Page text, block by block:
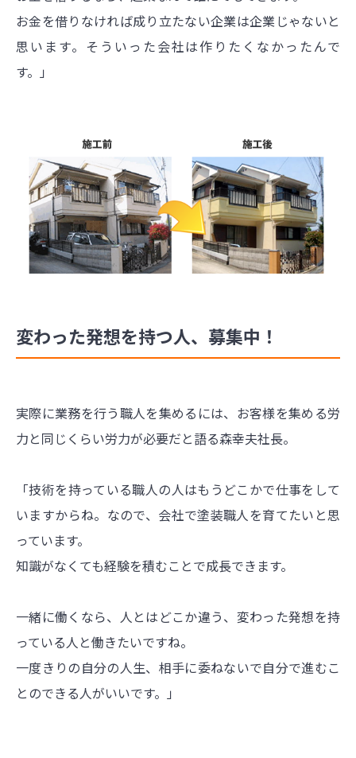
お金を借りなければ成り立たない企業は企業じゃないと
思います。そういった会社は作りたくなかったんで
す。」
変わった発想を持つ人、募集中！
実際に業務を行う職人を集めるには、お客様を集める労
力と同じくらい労力が必要だと語る森幸夫社長。
「技術を持っている職人の人はもうどこかで仕事をして
いますからね。なので、会社で塗装職人を育てたいと思
っています。
知識がなくても経験を積むことで成長できます。
一緒に働くなら、人とはどこか違う、変わった発想を持
っている人と働きたいですね。
一度きりの自分の人生、相手に委ねないで自分で進むこ
とのできる人がいいです。」